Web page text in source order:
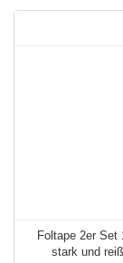
Foltape 2er
stark und